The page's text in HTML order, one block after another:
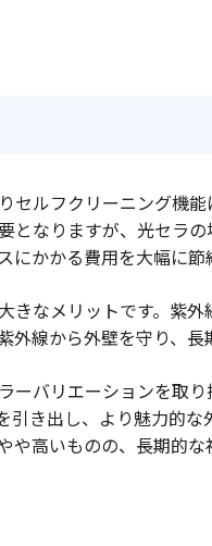
セルフクリーニング機
となりますが、光セラ
かかる費用を大幅に節
きなメリットです。紫
線から外壁を守り、長
ーバリエーションを取
引き出し、より魅力的
や高いものの、長期的